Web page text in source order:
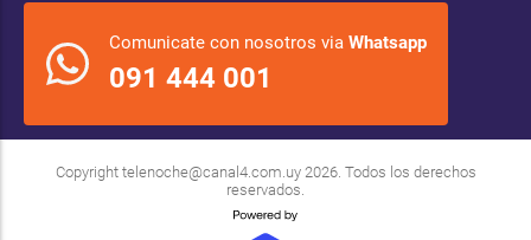
Comunicate con nosotros via Whatsapp
091 444 001
Copyright telenoche@canal4.com.uy2026. Todos los derechos
reservados.